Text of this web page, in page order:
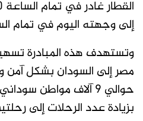
إلى وجهته اليوم في تمام الساعة
وتستهدف هذه المبادرة
مصر إلى السودان بشكل
حوالي 9 آلاف مواطن
بزيادة عدد الرحلات إلى